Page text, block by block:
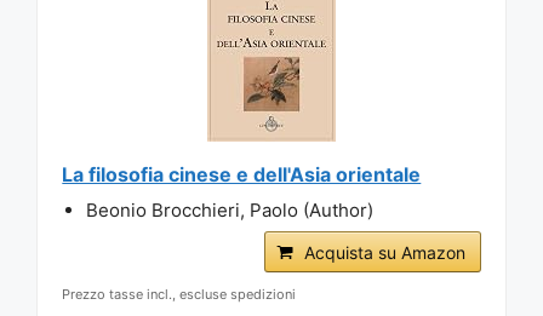
La filosofia cinese e dell'Asia orientale
Beonio Brocchieri, Paolo (Author)
Acquista su Amazon
Prezzo tasse incl., escluse spedizioni